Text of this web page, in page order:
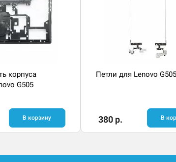
корпуса
G505
В корзину
Петли для Lenovo G505
380 р. В